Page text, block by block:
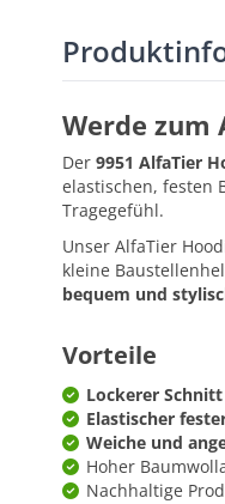
Werde zum
Der 9951 AlfaTier
elastischen, festen
Tragegefühl.
Unser AlfaTier
kleine
bequem und
Vorteile
Lockerer Schnitt
Elastischer
Weiche und
Hoher
Nachhaltige